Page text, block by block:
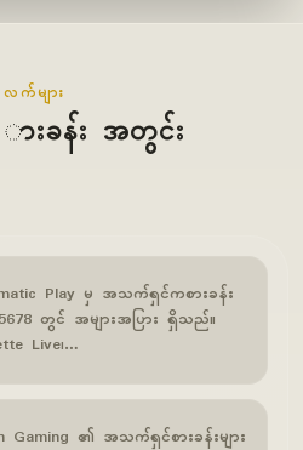
က်များ
ခန်း အတွင်း
Play မှ အသက်ရှင်ကစားခန်း
5678 တွင် အများအပြား ရှိသည်။
Live၊…
Gaming ၏ အသက်ရှင်စားခန်းများ